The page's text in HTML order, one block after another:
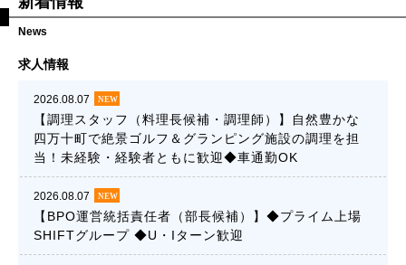
News
求人情報
2026.08.07
【調理スタッフ（料理長候補・調理師）】自然豊かな
四万十町で絶景ゴルフ＆グランピング施設の調理を担
当！未経験・経験者ともに歓迎◆車通勤OK
2026.08.07
【BPO運営統括責任者（部長候補）】◆プライム上場
SHIFTグループ ◆U・Iターン歓迎